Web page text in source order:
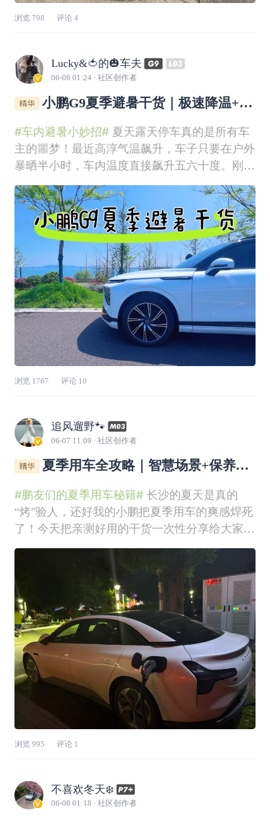
浏览 798 评论 4
Lucky&🍅的🎃车夫
06-08 01:24 · 社区创作者
小鹏G9夏季避暑干货｜极速降温+隐
#车内避暑小妙招#夏天露天停车真的是所有车
主的噩梦！最近高淳气温飙升，车子只要在户外
暴晒半小时，车内温度直接飙升五六十度。刚拉
开车门热浪扑面，座椅发烫、方向盘烫手、内饰
闷热窒息，每次上车都像进桑拿房，真的太折磨
人了。开了这么久小鹏G9，我慢慢摸索出几套
专属小鹏的夏日保命避暑方法，不是乱七八糟的
智商
浏览 1767 评论 10
追风遛野🐾
06-07 11:09 · 社区创作者
夏季用车全攻略｜智慧场景+保养技
#鹏友们的夏季用车秘籍#长沙的夏天是真的
“烤”验人，还好我的小鹏把夏季用车的爽感焊死
了！今天把亲测好用的干货一次性分享给大家👇
🛍️ 一、亲测不踩雷的「小鹏商城夏季防晒好
物」夏天用车的幸福感，小鹏商城直接给我拉
满！鹏友们可入手3W车窗遮阳帘套装和麂皮绒
天幕遮阳帘，简直是夏天的续命神器✨• 适配度
浏览 995 评论 1
不喜欢冬天❄️
06-08 01:18 · 社区创作者